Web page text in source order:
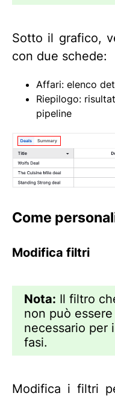
Sotto il grafico,
con due schede:
Affari: elenco
Riepilogo:
pipeline
Come
Modifica filtri
Nota: Il filtro
non può
necessario per
fasi.
Modifica i filtri